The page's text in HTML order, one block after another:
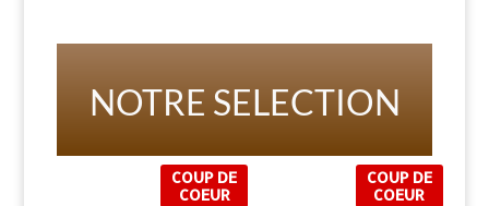
262,00 €
NOTRE SELECTION
COUP DE
COEUR
COUP DE
COEUR